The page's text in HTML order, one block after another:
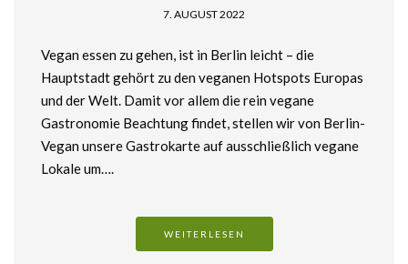
7. AUGUST 2022
Vegan essen zu gehen, ist in Berlin leicht – die
Hauptstadt gehört zu den veganen Hotspots Europas
und der Welt. Damit vor allem die rein vegane
Gastronomie Beachtung findet, stellen wir von Berlin-
Vegan unsere Gastrokarte auf ausschließlich vegane
Lokale um….
WEITERLESEN